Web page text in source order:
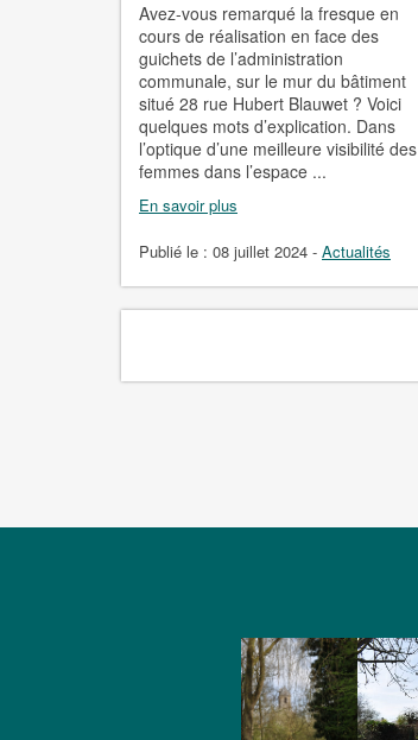
Avez-vous remarqué la fresque en
cours de réalisation en face des
guichets de l’administration
communale, sur le mur du bâtiment
situé 28 rue Hubert Blauwet ? Voici
quelques mots d’explication. Dans
l’optique d’une meilleure visibilité des
femmes dans l’espace ...
En savoir plus
Publié le : 08 juillet 2024 - Actualités